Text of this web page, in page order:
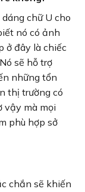
chữ U cho
nó có ảnh
ở đây là chiếc
sẽ hỗ trợ
những tổn
thị trường có
vậy mà mọi
phù hợp sở
chắn sẽ khiến